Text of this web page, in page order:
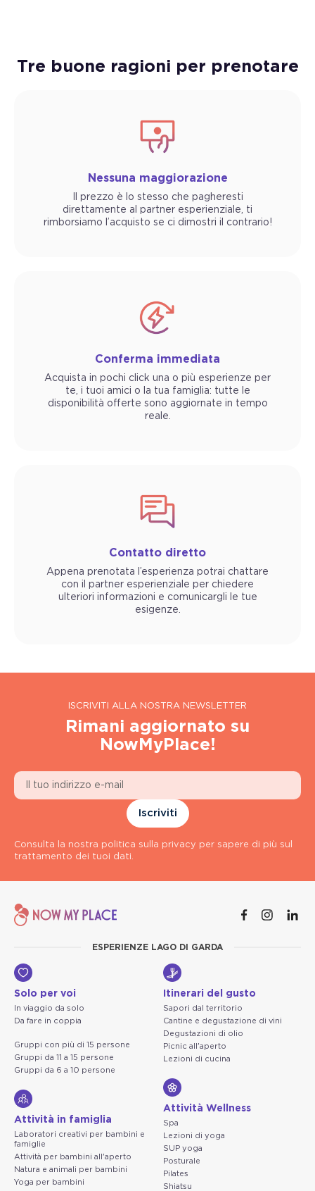
Tre buone ragioni per prenotare
Nessuna maggiorazione
Il prezzo è lo stesso che pagheresti
direttamente al partner esperienziale, ti
rimborsiamo l’acquisto se ci dimostri il contrario!
Conferma immediata
Acquista in pochi click una o più esperienze per
te, i tuoi amici o la tua famiglia: tutte le
disponibilità offerte sono aggiornate in tempo
reale.
Contatto diretto
Appena prenotata l’esperienza potrai chattare
con il partner esperienziale per chiedere
ulteriori informazioni e comunicargli le tue
esigenze.
ISCRIVITI ALLA NOSTRA NEWSLETTER
Rimani aggiornato su
NowMyPlace!
Iscriviti
Consulta la nostra politica sulla privacy per sapere di più sul
trattamento dei tuoi dati.
ESPERIENZE LAGO DI GARDA
Solo per voi
In viaggio da solo
Da fare in coppia
Gruppi con più di 15 persone
Gruppi da 11 a 15 persone
Gruppi da 6 a 10 persone
Attività in famiglia
Laboratori creativi per bambini e
famiglie
Attività per bambini all'aperto
Natura e animali per bambini
Yoga per bambini
Itinerari del gusto
Sapori dal territorio
Cantine e degustazione di vini
Degustazioni di olio
Picnic all'aperto
Lezioni di cucina
Attività Wellness
Spa
Lezioni di yoga
SUP yoga
Posturale
Pilates
Shiatsu